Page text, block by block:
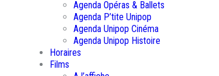
Agenda Opéras & Ballets
Agenda P’tite Unipop
Agenda Unipop Cinéma
Agenda Unipop Histoire
Horaires
Films